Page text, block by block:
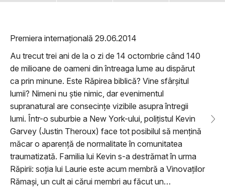
Premiera internațională 29.06.2014
Au trecut trei ani de la o zi de 14 octombrie când 140
de milioane de oameni din întreaga lume au dispărut
ca prin minune. Este Răpirea biblică? Vine sfârșitul
lumii? Nimeni nu știe nimic, dar evenimentul
supranatural are consecințe vizibile asupra întregii
lumi. Într-o suburbie a New York-ului, polițistul Kevin
Garvey (Justin Theroux) face tot posibilul să mențină
măcar o aparență de normalitate în comunitatea
traumatizată. Familia lui Kevin s-a destrămat în urma
Răpirii: soția lui Laurie este acum membră a Vinovaților
Rămași, un cult ai cărui membri au făcut un…